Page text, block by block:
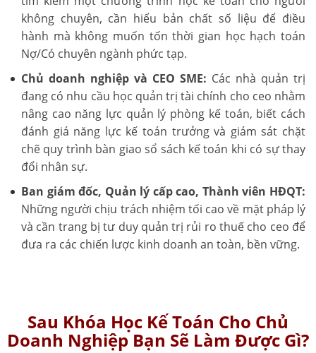
không chuyên, cần hiểu bản chất số liệu để điều
hành mà không muốn tốn thời gian học hạch toán
Nợ/Có chuyên ngành phức tạp.
Chủ doanh nghiệp và CEO SME: Các nhà quản trị
đang có nhu cầu học quản trị tài chính cho ceo nhằm
nâng cao năng lực quản lý phòng kế toán, biết cách
đánh giá năng lực kế toán trưởng và giám sát chặt
chẽ quy trình bàn giao sổ sách kế toán khi có sự thay
đổi nhân sự.
Ban giám đốc, Quản lý cấp cao, Thành viên HĐQT:
Những người chịu trách nhiệm tối cao về mặt pháp lý
và cần trang bị tư duy quản trị rủi ro thuế cho ceo để
đưa ra các chiến lược kinh doanh an toàn, bền vững.
Sau Khóa Học Kế Toán Cho Chủ
Doanh Nghiệp Bạn Sẽ Làm Được Gì?